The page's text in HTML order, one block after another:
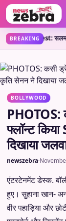
BREAKING
CJP Protest: सलमान खान
BOLLYWOOD
PHOTOS:
फ्लॉन्ट
दिखाया
newszebra·
एंटरटेनमेंट डेस्क.
हुए। सुहाना खान-
वीर पहाड़िया और